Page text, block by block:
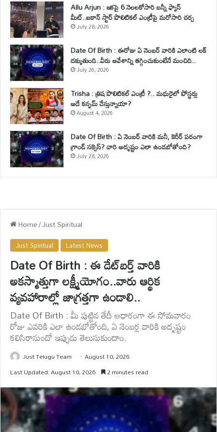
Allu Arjun : ఇకపై 6 నెలలకోసారి బన్నీ ఫ్యాన్
మీట్..ఐకాన్ స్టార్ పొలిటికల్ ఎంట్రీపై మరోసారి చర్చ
July 28, 2026
Date Of Birth : ఈరోజు ఏ నెంబర్ వారికి ఎలాంటి లక్
దక్కుతుంది..వీరు ఆవేశాన్ని తగ్గించుకుంటేనే మంచిది..
July 26, 2026
Trisha : త్రిష పొలిటికల్ ఎంట్రీ ?.. మధురైలో పోస్టర్లు
అదే కన్ఫమ్ చేస్తున్నాయా?
August 4, 2026
Date Of Birth : ఏ నెంబర్ వారికి మనీ, కెరీర్ పరంగా
గ్రాండ్ సక్సెస్? వారి అదృష్టం ఎలా ఉండబోతోంది?
July 28, 2026